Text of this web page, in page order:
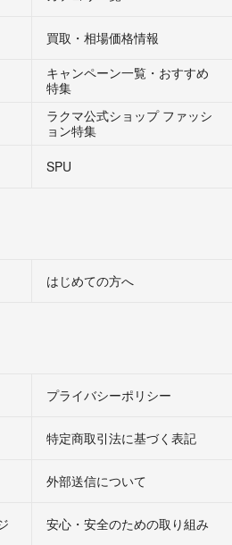
買取・相場価格情報
キャンペーン一覧・おすすめ
特集
ラクマ公式ショップ ファッシ
ョン特集
SPU
はじめての方へ
プライバシーポリシー
特定商取引法に基づく表記
外部送信について
安心・安全のための取り組み